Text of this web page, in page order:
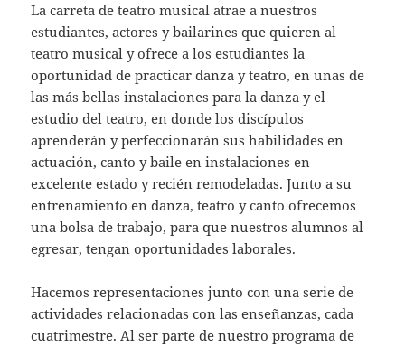
La carreta de teatro musical atrae a nuestros
estudiantes, actores y bailarines que quieren al
teatro musical y ofrece a los estudiantes la
oportunidad de practicar danza y teatro, en unas de
las más bellas instalaciones para la danza y el
estudio del teatro, en donde los discípulos
aprenderán y perfeccionarán sus habilidades en
actuación, canto y baile en instalaciones en
excelente estado y recién remodeladas. Junto a su
entrenamiento en danza, teatro y canto ofrecemos
una bolsa de trabajo, para que nuestros alumnos al
egresar, tengan oportunidades laborales.
Hacemos representaciones junto con una serie de
actividades relacionadas con las enseñanzas, cada
cuatrimestre. Al ser parte de nuestro programa de